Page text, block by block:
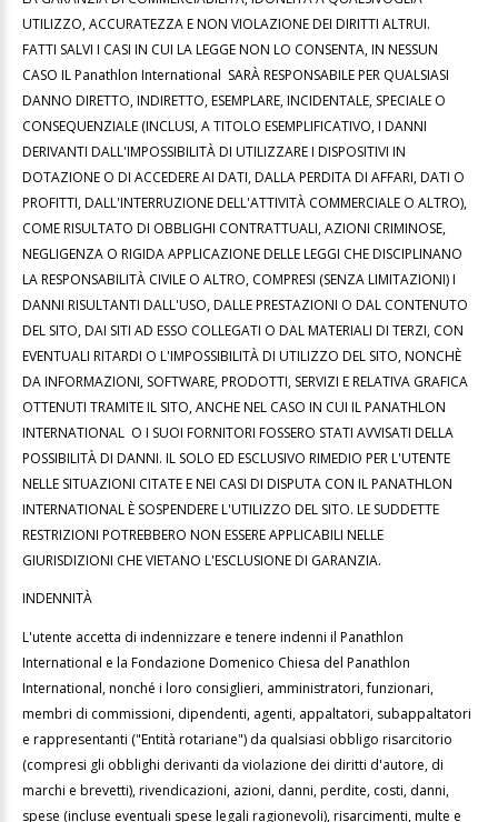
UTILIZZO, ACCURATEZZA E NON VIOLAZIONE DEI DIRITTI ALTRUI.
FATTI SALVI I CASI IN CUI LA LEGGE NON LO CONSENTA, IN NESSUN
CASO IL Panathlon International SARÀ RESPONSABILE PER QUALSIASI
DANNO DIRETTO, INDIRETTO, ESEMPLARE, INCIDENTALE, SPECIALE O
CONSEQUENZIALE (INCLUSI, A TITOLO ESEMPLIFICATIVO, I DANNI
DERIVANTI DALL'IMPOSSIBILITÀ DI UTILIZZARE I DISPOSITIVI IN
DOTAZIONE O DI ACCEDERE AI DATI, DALLA PERDITA DI AFFARI, DATI O
PROFITTI, DALL'INTERRUZIONE DELL'ATTIVITÀ COMMERCIALE O ALTRO),
COME RISULTATO DI OBBLIGHI CONTRATTUALI, AZIONI CRIMINOSE,
NEGLIGENZA O RIGIDA APPLICAZIONE DELLE LEGGI CHE DISCIPLINANO
LA RESPONSABILITÀ CIVILE O ALTRO, COMPRESI (SENZA LIMITAZIONI) I
DANNI RISULTANTI DALL'USO, DALLE PRESTAZIONI O DAL CONTENUTO
DEL SITO, DAI SITI AD ESSO COLLEGATI O DAL MATERIALI DI TERZI, CON
EVENTUALI RITARDI O L'IMPOSSIBILITÀ DI UTILIZZO DEL SITO, NONCHÈ
DA INFORMAZIONI, SOFTWARE, PRODOTTI, SERVIZI E RELATIVA GRAFICA
OTTENUTI TRAMITE IL SITO, ANCHE NEL CASO IN CUI IL PANATHLON
INTERNATIONAL O I SUOI FORNITORI FOSSERO STATI AVVISATI DELLA
POSSIBILITÀ DI DANNI. IL SOLO ED ESCLUSIVO RIMEDIO PER L'UTENTE
NELLE SITUAZIONI CITATE E NEI CASI DI DISPUTA CON IL PANATHLON
INTERNATIONAL È SOSPENDERE L'UTILIZZO DEL SITO. LE SUDDETTE
RESTRIZIONI POTREBBERO NON ESSERE APPLICABILI NELLE
GIURISDIZIONI CHE VIETANO L'ESCLUSIONE DI GARANZIA.
INDENNITÀ
L'utente accetta di indennizzare e tenere indenni il Panathlon
International e la Fondazione Domenico Chiesa del Panathlon
International, nonché i loro consiglieri, amministratori, funzionari,
membri di commissioni, dipendenti, agenti, appaltatori, subappaltatori
e rappresentanti ("Entità rotariane") da qualsiasi obbligo risarcitorio
(compresi gli obblighi derivanti da violazione dei diritti d'autore, di
marchi e brevetti), rivendicazioni, azioni, danni, perdite, costi, danni,
spese (incluse eventuali spese legali ragionevoli), risarcimenti, multe e